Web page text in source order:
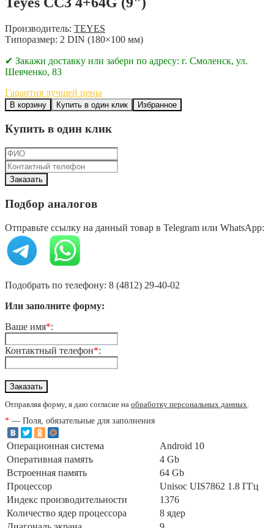
Производитель: TEYES
Типоразмер: 2 DIN (180×100 мм)
✔ Закажи доставку или забери по адресу: г. Смоленск, ул.
Шевченко, 83
Гарантия лучшей цены
В корзину Купить в один клик Избранное
Купить в один клик
Подбор аналогов
Отправьте ссылку на данный товар в Telegram или WhatsApp:
Подобрать по телефону: 8 (4812) 29-40-02
Или заполните форму:
Ваше имя*:
Контактный телефон*:
Отправляя форму, я даю согласие на обработку персональных данных.
* — Поля, обязательные для заполнения
Операционная система
Android 10
Оперативная память
4 Gb
Встроенная память
64 Gb
Процессор
Unisoc UIS7862 1.8 ГГц
Индекс производительности
1376
Количество ядер процессора
8 ядер